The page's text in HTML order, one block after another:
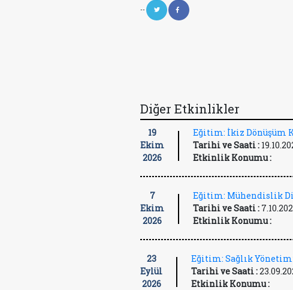
--
Diğer Etkinlikler
19
Ekim
2026
Eğitim: İkiz Dönüşüm
Tarihi ve Saati :
Etkinlik Konumu :
7
Ekim
2026
Eğitim: Mühendislik
Tarihi ve Saati :
Etkinlik Konumu :
23
Eylül
2026
Eğitim: Sağlık
Tarihi ve Saati :
Etkinlik Konumu :